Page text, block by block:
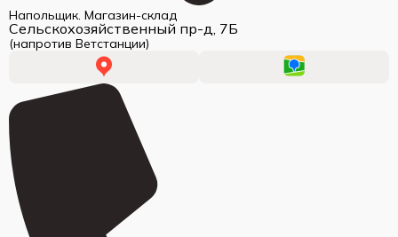
Напольщик. Магазин-склад
Сельскохозяйственный пр-д, 7Б
(напротив Ветстанции)